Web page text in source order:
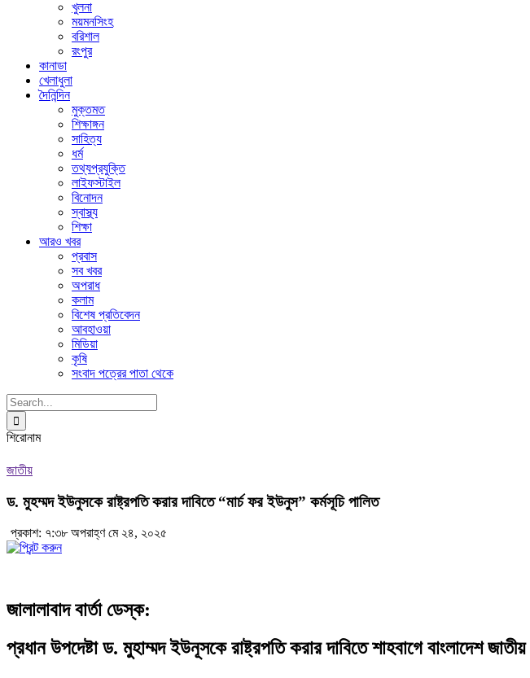
খুলনা
ময়মনসিংহ
বরিশাল
রংপুর
কানাডা
খেলাধুলা
দৈনিন্দিন
মুক্তমত
শিক্ষাঙ্গন
সাহিত্য
ধর্ম
তথ্যপ্রযুক্তি
লাইফস্টাইল
বিনোদন
স্বাস্থ্য
শিক্ষা
আরও খবর
প্রবাস
সব খবর
অপরাধ
কলাম
বিশেষ প্রতিবেদন
আবহাওয়া
মিডিয়া
কৃষি
সংবাদ পত্রের পাতা থেকে
Search
for:
শিরোনাম
জাতীয়
ড. মুহম্মদ ইউনুসকে রাষ্ট্রপতি করার দাবিতে “মার্চ ফর ইউনুস” কর্মসূচি পালিত
প্রকাশ: ৭:৩৮ অপরাহ্ণ মে ২৪, ২০২৫
জালালাবাদ বার্তা ডেস্ক:
প্রধান উপদেষ্টা ড. মুহাম্মদ ইউনূসকে রাষ্ট্রপতি করার দাবিতে শাহবাগে বাংলাদেশ